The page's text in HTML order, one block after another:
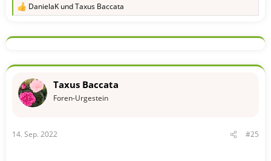
R
k
o
e
n
DanielaK undTaxus Baccata
Taxus Baccata
Foren-Urgestein
14. Sep. 2022 #25